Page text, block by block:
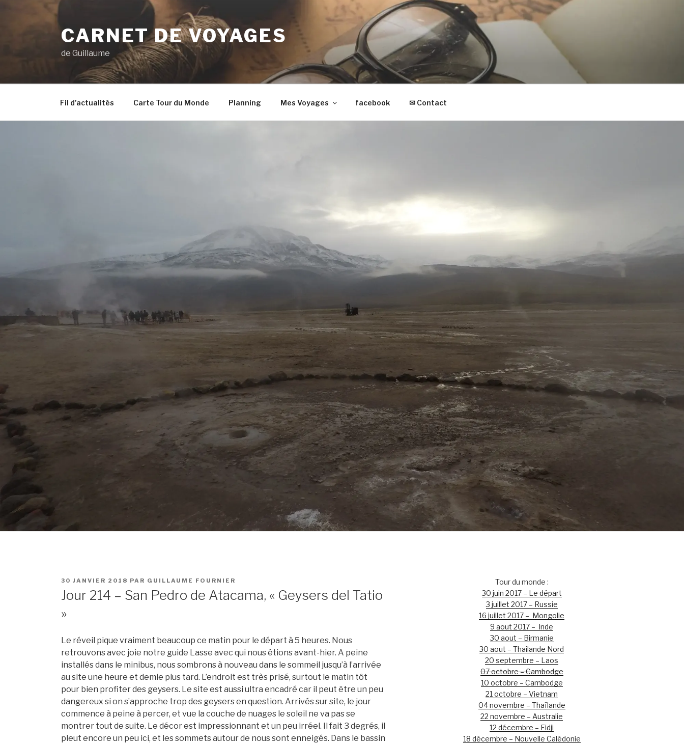
CARNET DE VOYAGES
de Guillaume
Fil d’actualités Carte Tour du Monde Planning Mes Voyages facebook ✉ Contact
PUBLIÉ
30 JANVIER 2018 PAR GUILLAUME FOURNIER
Jour 214 – San Pedro de Atacama, « Geysers del Tatio
»
Le réveil pique vraiment beaucoup ce matin pour le départ à 5 heures. Nous
retrouvons avec joie notre guide Lasse avec qui nous étions avant-hier. A peine
installés dans le minibus, nous sombrons à nouveau dans le sommeil jusqu’à l’arrivée
au site une heure et demie plus tard. L’endroit est très prisé, surtout le matin tôt
pour bien profiter des geysers. Le site est aussi ultra encadré car il peut être un peu
dangereux si on s’approche trop des geysers en question. Arrivés sur site, le jour
commence à peine à percer, et vue la couche de nuages le soleil ne va pas se
montrer tout de suite. Le décor est impressionnant et un peu irréel. Il fait 3 degrés, il
pleut encore un peu ici, et les sommets autour de nous sont enneigés. Dans le bassin
Tour du monde :
30 juin 2017 – Le départ
3 juillet 2017 – Russie
16 juillet 2017 – Mongolie
9 aout 2017 – Inde
30 aout – Birmanie
30 aout – Thailande Nord
20 septembre – Laos
07 octobre – Cambodge
10 octobre – Cambodge
21 octobre – Vietnam
04 novembre – Thaïlande
22 novembre – Australie
12 décembre – Fidji
18 décembre – Nouvelle Calédonie